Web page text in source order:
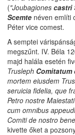
("Joubagiones castri
Scemte néven említi
Péter vice comest.
A semptei
megszűnt. IV. Béla
majd halála esetén
Trusleph Comitatum
mortem eiusdem
seruicia fidelia, que
Petro nostre
cum omnibus
Comiti de nostro
kivette őket a